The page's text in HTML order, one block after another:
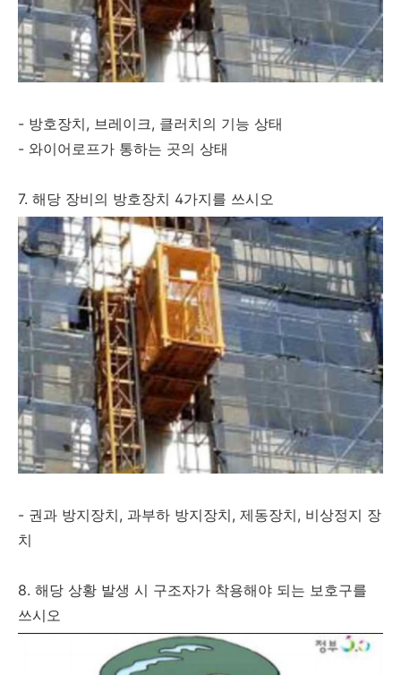
- 방호장치, 브레이크, 클러치의 기능 상태
- 와이어로프가 통하는 곳의 상태
7. 해당 장비의 방호장치 4가지를 쓰시오
- 권과 방지장치, 과부하 방지장치, 제동장치, 비상정지 장
치
8. 해당 상황 발생 시 구조자가 착용해야 되는 보호구를
쓰시오